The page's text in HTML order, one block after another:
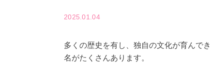
2025.01.04
多くの歴史を有し、独自の文化が育んで
名がたくさんあります。